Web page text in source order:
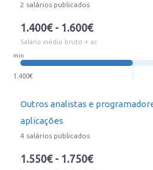
2 salários publicados
1.400€ - 1.600€
Salário médio bruto + ac
min
1.400€
Outros analistas e
aplicações
4 salários publicados
1.550€ - 1.750€